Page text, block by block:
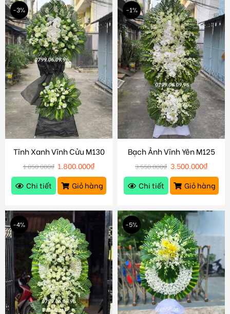
-3%
Tĩnh Xanh Vĩnh Cửu M130
1.850.000₫ 1.800.000₫
Chi tiết
Giỏ hàng
-1%
Bạch Ảnh Vĩnh Yên M125
3.550.000₫ 3.500.000₫
Chi tiết
Giỏ hàng
-4% -5%